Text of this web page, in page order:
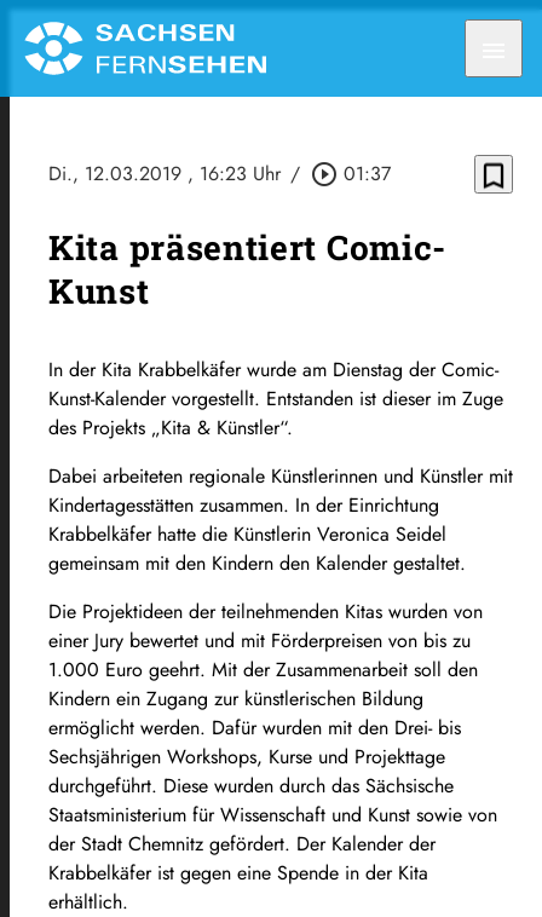
Di., 12.03.2019 , 16:23 Uhr / play_circle_outline 01:37 bookmark_border
Kita präsentiert Comic-
Kunst
In der Kita Krabbelkäfer wurde am Dienstag der Comic-
Kunst-Kalender vorgestellt. Entstanden ist dieser im Zuge
des Projekts „Kita & Künstler“.
Dabei arbeiteten regionale Künstlerinnen und Künstler mit
Kindertagesstätten zusammen. In der Einrichtung
Krabbelkäfer hatte die Künstlerin Veronica Seidel
gemeinsam mit den Kindern den Kalender gestaltet.
Die Projektideen der teilnehmenden Kitas wurden von
einer Jury bewertet und mit Förderpreisen von bis zu
1.000 Euro geehrt. Mit der Zusammenarbeit soll den
Kindern ein Zugang zur künstlerischen Bildung
ermöglicht werden. Dafür wurden mit den Drei- bis
Sechsjährigen Workshops, Kurse und Projekttage
durchgeführt. Diese wurden durch das Sächsische
Staatsministerium für Wissenschaft und Kunst sowie von
der Stadt Chemnitz gefördert. Der Kalender der
Krabbelkäfer ist gegen eine Spende in der Kita
erhältlich.